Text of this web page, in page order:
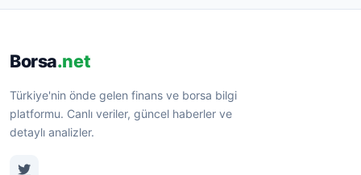
Borsa.net
Türkiye'nin önde gelen finans ve borsa bilgi
platformu. Canlı veriler, güncel haberler ve
detaylı analizler.